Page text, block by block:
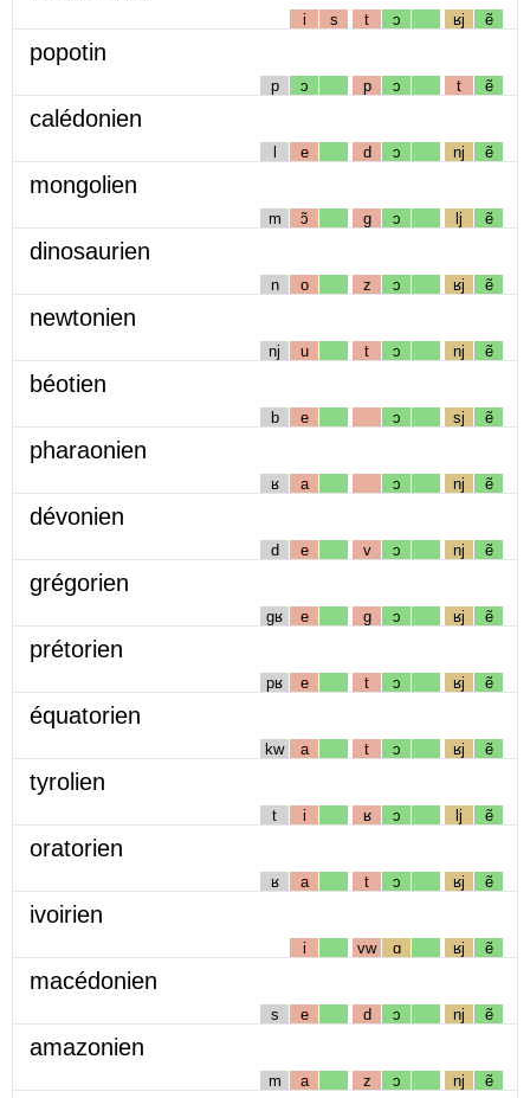
i s t ɔ ʁj ẽ
popotin
p ɔ p ɔ t ẽ
calédonien
l e d ɔ nj ẽ
mongolien
m ɔ̃ g ɔ lj ẽ
dinosaurien
n o z ɔ ʁj ẽ
newtonien
nj u t ɔ nj ẽ
béotien
b e ɔ sj ẽ
pharaonien
ʁ a ɔ nj ẽ
dévonien
d e v ɔ nj ẽ
grégorien
gʁ e g ɔ ʁj ẽ
prétorien
pʁ e t ɔ ʁj ẽ
équatorien
kw a t ɔ ʁj ẽ
tyrolien
t i ʁ ɔ lj ẽ
oratorien
ʁ a t ɔ ʁj ẽ
ivoirien
i vw ɑ ʁj ẽ
macédonien
s e d ɔ nj ẽ
amazonien
m a z ɔ nj ẽ